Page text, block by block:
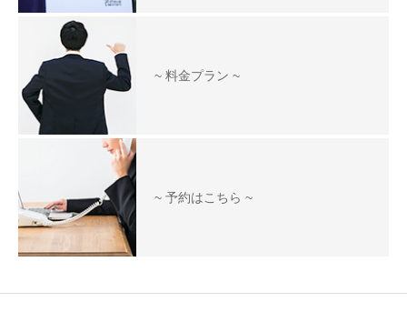
~ 料金プラン ~
~ 予約はこちら ~